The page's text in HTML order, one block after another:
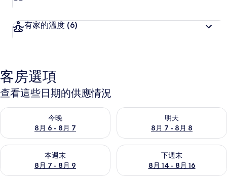
有家的溫度 (6)
客房選項
查看這些日期的供應情況
今晚
8月 6 - 8月 7
查看今晚 (8月 6 - 8月 7) 的供應情況
明天
8月 7 - 8月 8
查看明天 (8月 7 - 8月 8) 的供
本週末
8月 7 - 8月 9
查看本週末 (8月 7 - 8月 9) 的供應情況
下週末
8月 14 - 8月 16
查看下週末 (8月 14 - 8月 16)